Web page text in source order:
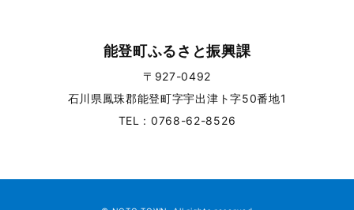
能登町ふるさと振興課
〒927-0492
石川県鳳珠郡能登町字宇出津ト字50番地1
TEL : 0768-62-8526